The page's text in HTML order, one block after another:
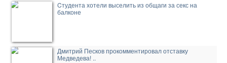
Cтудента хотели выселить из общаги за секс на
балконе
Дмитрий Песков прокомментировал отставку
Медведева! ..